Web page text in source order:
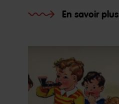
En savoir plus